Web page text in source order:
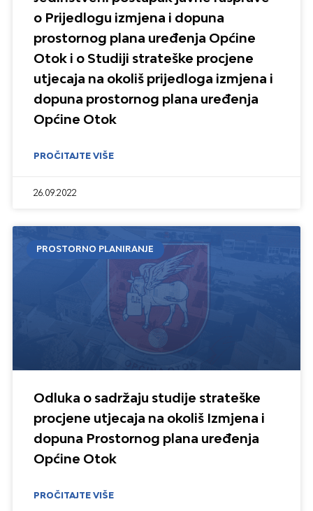
o Prijedlogu izmjena i dopuna
prostornog plana uređenja Općine
Otok i o Studiji strateške procjene
utjecaja na okoliš prijedloga izmjena i
dopuna prostornog plana uređenja
Općine Otok
PROČITAJTE VIŠE
26.09.2022
PROSTORNO PLANIRANJE
Odluka o sadržaju studije strateške
procjene utjecaja na okoliš Izmjena i
dopuna Prostornog plana uređenja
Općine Otok
PROČITAJTE VIŠE